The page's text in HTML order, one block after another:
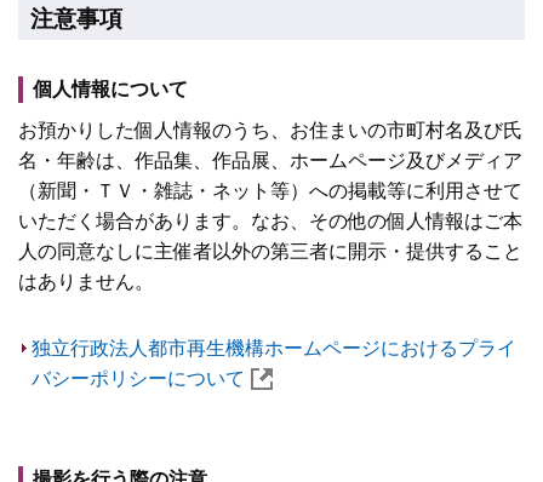
注意事項
個人情報について
お預かりした個人情報のうち、お住まいの市町村名及び氏
名・年齢は、作品集、作品展、ホームページ及びメディア
（新聞・ＴＶ・雑誌・ネット等）への掲載等に利用させて
いただく場合があります。なお、その他の個人情報はご本
人の同意なしに主催者以外の第三者に開示・提供すること
はありません。
独立行政法人都市再生機構ホームページにおけるプライ
バシーポリシーについて